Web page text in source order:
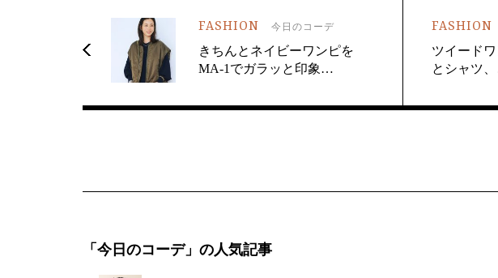
FASHION 今日のコーデ
きちんとネイビーワンピを
MA-1でガラッと印象…
FASHION
ツイード
とシャツ
「今日のコーデ」の人気記事